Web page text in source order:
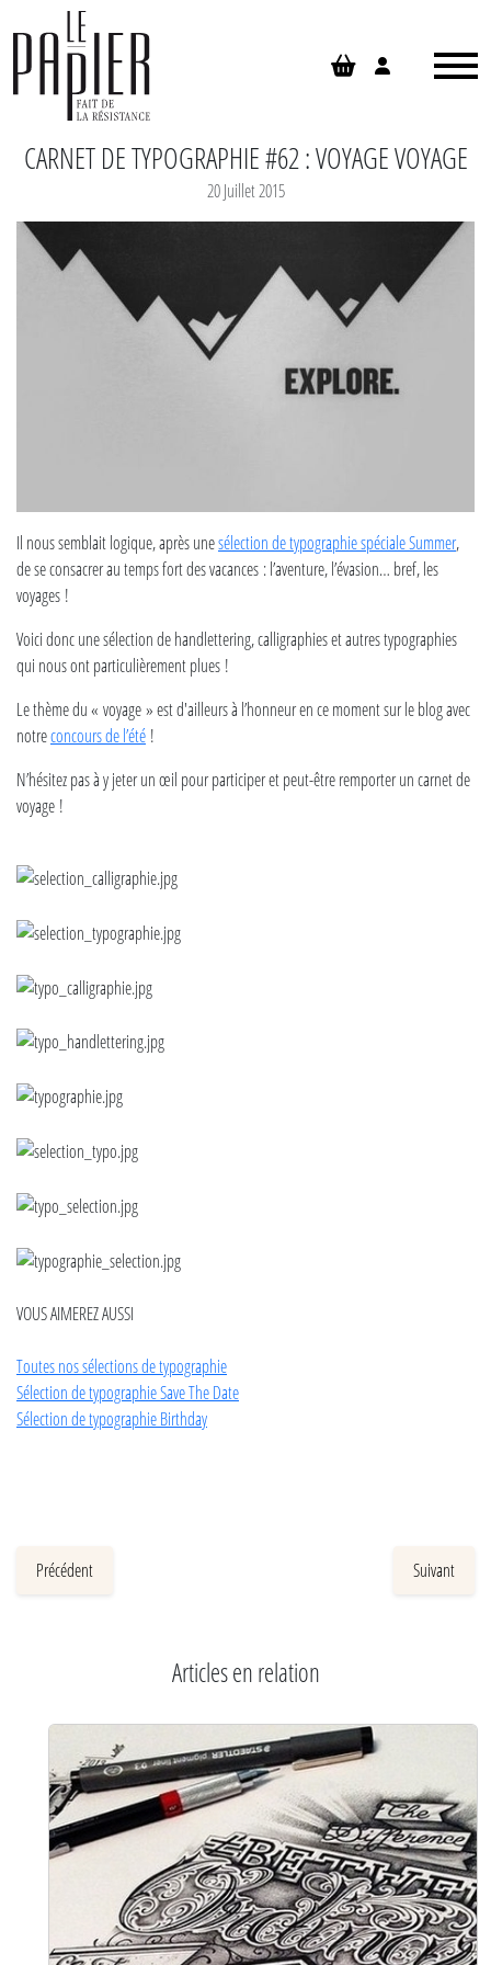
CARNET DE TYPOGRAPHIE #62 : VOYAGE VOYAGE
20 Juillet 2015
Il nous semblait logique, après unesélection de typographie spéciale Summer,
de se consacrer au temps fort des vacances : l’aventure, l’évasion… bref, les
voyages !
Voici donc une sélection de handlettering, calligraphies et autres typographies
qui nous ont particulièrement plues !
Le thème du « voyage » est d'ailleurs à l’honneur en ce moment sur le blog avec
notreconcours de l’été !
N’hésitez pas à y jeter un œil pour participer et peut-être remporter un carnet de
voyage !
VOUS AIMEREZ AUSSI
Toutes nos sélections de typographie
Sélection de typographie Save The Date
Sélection de typographie Birthday
Précédent Suivant
Articles en relation
Panneau de gestion des cookies